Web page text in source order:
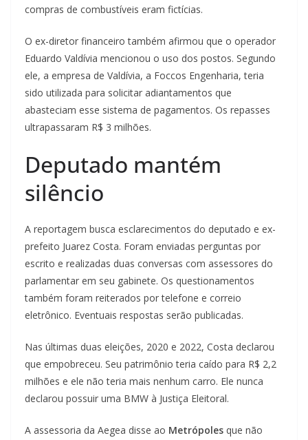
compras de combustíveis eram fictícias.
O ex-diretor financeiro também afirmou que o operador
Eduardo Valdívia mencionou o uso dos postos. Segundo
ele, a empresa de Valdívia, a Foccos Engenharia, teria
sido utilizada para solicitar adiantamentos que
abasteciam esse sistema de pagamentos. Os repasses
ultrapassaram R$ 3 milhões.
Deputado mantém
silêncio
A reportagem busca esclarecimentos do deputado e ex-
prefeito Juarez Costa. Foram enviadas perguntas por
escrito e realizadas duas conversas com assessores do
parlamentar em seu gabinete. Os questionamentos
também foram reiterados por telefone e correio
eletrônico. Eventuais respostas serão publicadas.
Nas últimas duas eleições, 2020 e 2022, Costa declarou
que empobreceu. Seu patrimônio teria caído para R$ 2,2
milhões e ele não teria mais nenhum carro. Ele nunca
declarou possuir uma BMW à Justiça Eleitoral.
A assessoria da Aegea disse ao Metrópoles que não